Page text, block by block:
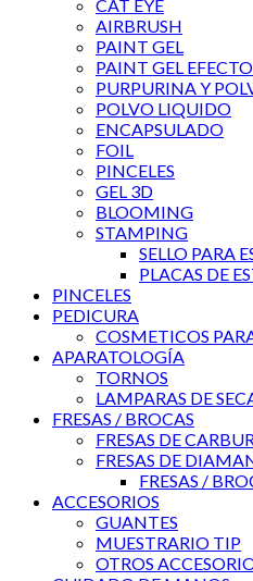
CAT EYE
AIRBRUSH
PAINT GEL
PAINT GEL
PURPURINA Y
POLVO LIQUIDO
ENCAPSULADO
FOIL
PINCELES
GEL 3D
BLOOMING
STAMPING
SELLO PARA
PLACAS DE
PINCELES
PEDICURA
COSMETICOS
APARATOLOGÍA
TORNOS
LAMPARAS DE
FRESAS / BROCAS
FRESAS DE
FRESAS DE
FRESAS /
ACCESORIOS
GUANTES
MUESTRARIO TIP
OTROS